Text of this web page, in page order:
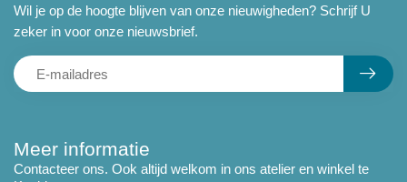
Meer informatie
Contacteer ons. Ook altijd welkom in ons atelier en winkel te
Wil je op de hoogte blijven van onze nieuwigheden? Schrijf U
zeker in voor onze nieuwsbrief.